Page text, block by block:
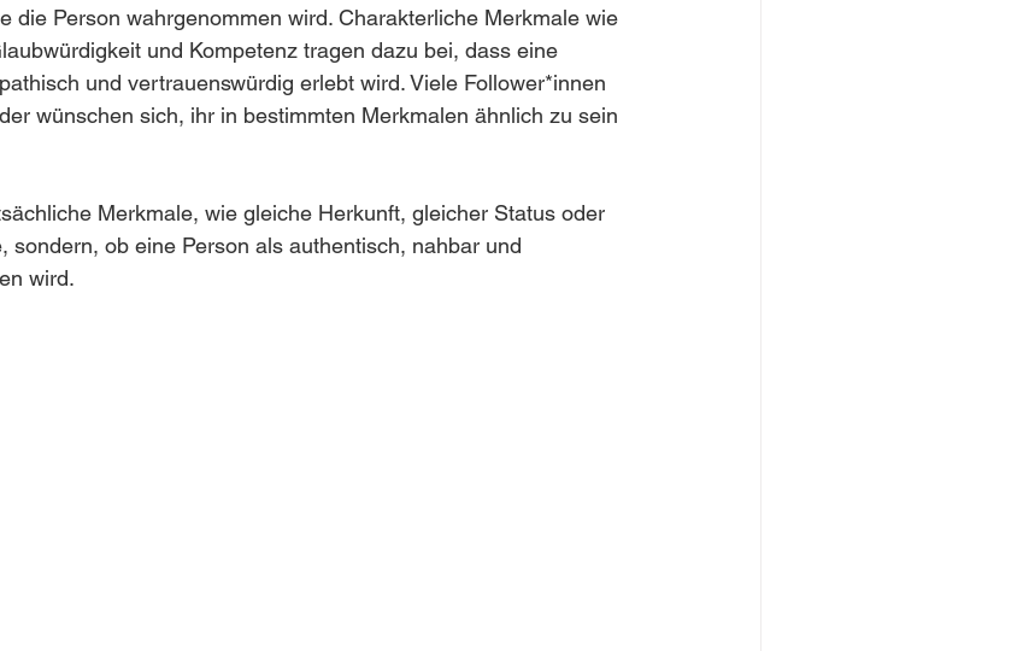
die Person wahrgenommen wird. Charakterliche Merkmale wie
und Kompetenz tragen dazu bei, dass eine
und vertrauenswürdig erlebt wird. Viele Follower*innen
wünschen sich, ihr in bestimmten Merkmalen ähnlich zu sein
Merkmale, wie gleiche Herkunft, gleicher Status oder
sondern, ob eine Person als authentisch, nahbar und
wird.